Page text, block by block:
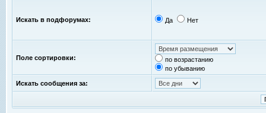
Искать в подфорумах: Да Нет
Поле сортировки:
по возрастанию
по убыванию
Искать сообщения за: